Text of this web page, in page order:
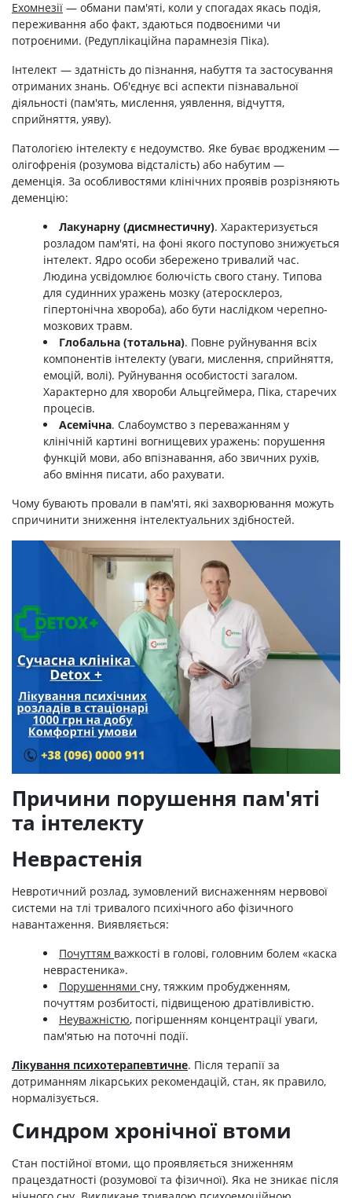
Ехомнезії — обмани пам'яті, коли у спогадах якась подія,
переживання або факт, здаються подвоєними чи
потроєними. (Редуплікаційна парамнезія Піка).
Інтелект — здатність до пізнання, набуття та застосування
отриманих знань. Об'єднує всі аспекти пізнавальної
діяльності (пам'ять, мислення, уявлення, відчуття,
сприйняття, уяву).
Патологією інтелекту є недоумство. Яке буває вродженим —
олігофренія (розумова відсталість) або набутим —
деменція. За особливостями клінічних проявів розрізняють
деменцію:
Лакунарну (дисмнестичну). Характеризується
розладом пам'яті, на фоні якого поступово знижується
інтелект. Ядро особи збережено тривалий час.
Людина усвідомлює болючість свого стану. Типова
для судинних уражень мозку (атеросклероз,
гіпертонічна хвороба), або бути наслідком черепно-
мозкових травм.
Глобальна (тотальна). Повне руйнування всіх
компонентів інтелекту (уваги, мислення, сприйняття,
емоцій, волі). Руйнування особистості загалом.
Характерно для хвороби Альцгеймера, Піка, старечих
процесів.
Асемічна. Слабоумство з переважанням у
клінічній картині вогнищевих уражень: порушення
функцій мови, або впізнавання, або звичних рухів,
або вміння писати, або рахувати.
Чому бувають провали в пам'яті, які захворювання можуть
спричинити зниження інтелектуальних здібностей.
Причини порушення пам'яті
та інтелекту
Неврастенія
Невротичний розлад, зумовлений виснаженням нервової
системи на тлі тривалого психічного або фізичного
навантаження. Виявляється:
Почуттям важкості в голові, головним болем «каска
неврастеника».
Порушеннями сну, тяжким пробудженням,
почуттям розбитості, підвищеною дратівливістю.
Неуважністю, погіршенням концентрації уваги,
пам'ятью на поточні події.
Лікування психотерапевтичне. Після терапії за
дотриманням лікарських рекомендацій, стан, як правило,
нормалізується.
Синдром хронічної втоми
Стан постійної втоми, що проявляється зниженням
працездатності (розумової та фізичної). Яка не зникає після